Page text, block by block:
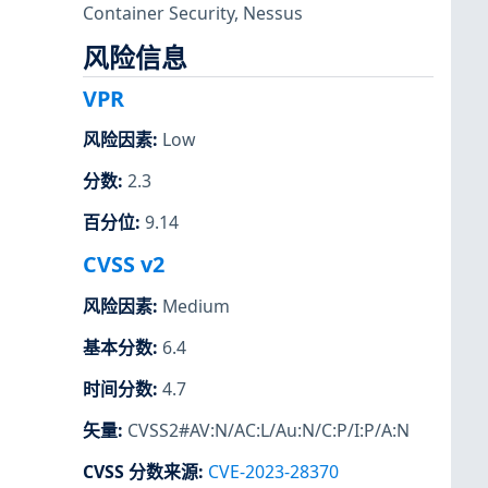
Container Security, Nessus
风险信息
VPR
风险因素: Low
分数: 2.3
百分位: 9.14
CVSS v2
风险因素: Medium
基本分数: 6.4
时间分数: 4.7
矢量: CVSS2#AV:N/AC:L/Au:N/C:P/I:P/A:N
CVSS 分数来源: CVE-2023-28370